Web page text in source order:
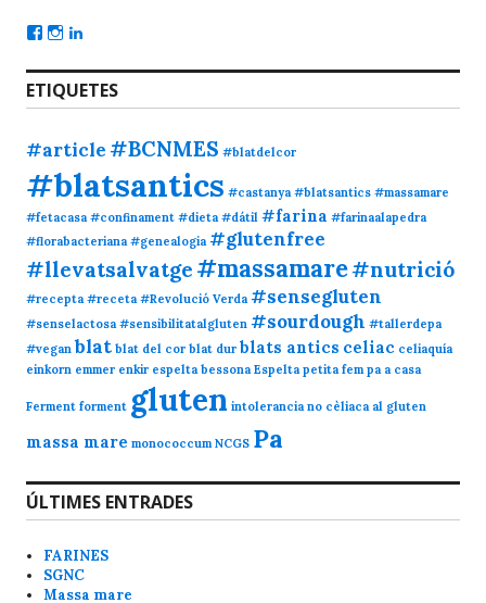
ETIQUETES
#article #BCNMES #blatdelcor
#blatsantics #castanya #blatsantics #massamare
#fetacasa #confinament #dieta #dátil #farina #farinaalapedra
#florabacteriana #genealogia #glutenfree
#llevatsalvatge #massamare#nutrició
#recepta #receta #Revolució Verda #sensegluten
#senselactosa #sensibilitatalgluten #sourdough #tallerdepa
#vegan blat blat del cor blat dur blats antics celiac celiaquía
einkorn emmer enkir espelta bessona Espelta petita fem pa a casa
Ferment forment gluten intolerancia no cèliaca al gluten
massa mare monococcum NCGS Pa
ÚLTIMES ENTRADES
FARINES
SGNC
Massa mare